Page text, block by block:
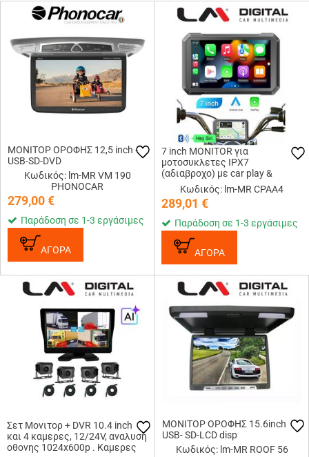
ΜΟΝΙΤΟΡ ΟΡΟΦΗΣ 12,5 inch -
USB-SD-DVD
Κωδικός: lm-MR VM 190
PHONOCAR
279,00€
Παράδοση σε 1-3 εργάσιμες
ΑΓΟΡΑ
7 inch MONITOR για
μοτοσυκλετες IPX7
(αδιαβροχο) με car play &
android auto σε βάση τζαμιου
Χαρακτηριστικά: Οθόνη 7
ιντσών: Οθόνη υψ...
Κωδικός: lm-MR CPAA4
289,01 €
Παράδοση σε 1-3 εργάσιμες
ΑΓΟΡΑ
Σετ Μονιτορ + DVR 10.4 inch
και 4 καμερες, 12/24V, αναλυση
οθονης 1024x600p . Kαμερες
ΜΟΝΙΤΟΡ ΟΡΟΦΗΣ 15.6inch
USB- SD-LCD disp
Κωδικός: lm-MR ROOF 56